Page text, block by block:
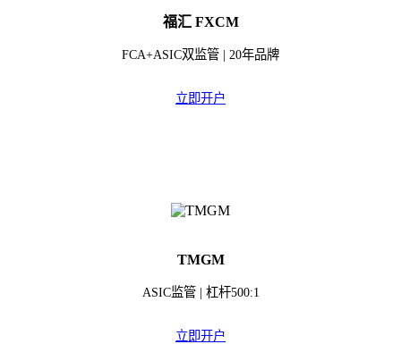
福汇 FXCM
FCA+ASIC双监管 | 20年品牌
立即开户
TMGM
ASIC监管 | 杠杆500:1
立即开户